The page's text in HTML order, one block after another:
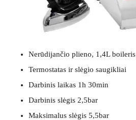
Nerūdijančio plieno, 1,4L boileris
Termostatas ir slėgio saugikliai
Darbinis laikas 1h 30min
Darbinis slėgis 2,5bar
Maksimalus slėgis 5,5bar